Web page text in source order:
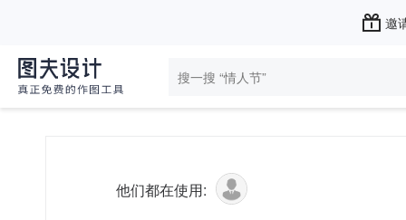
邀
他们都在使用: